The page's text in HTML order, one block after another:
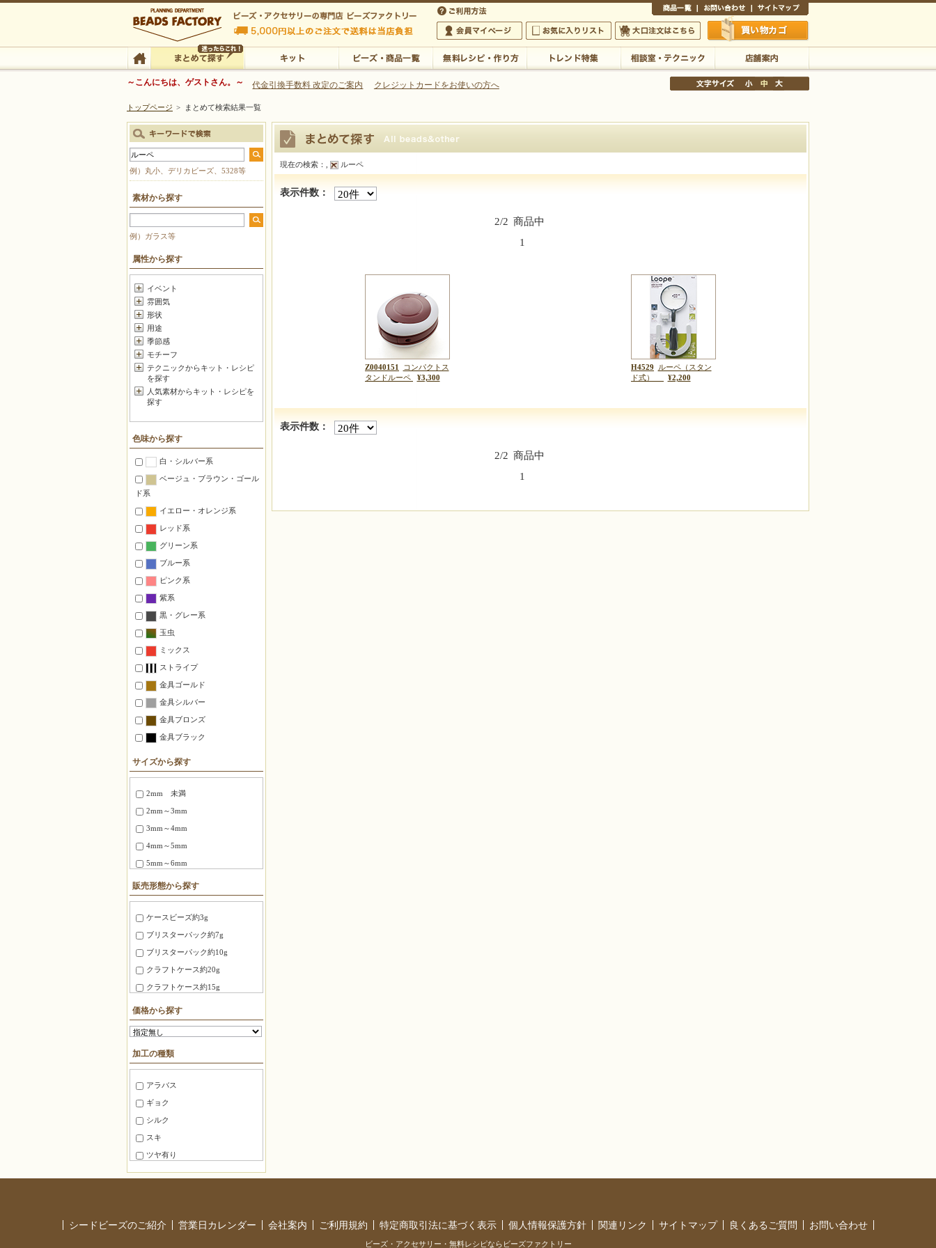
ビーズファクトリー ビーズ・パーツ・金具など・アクセサリーの専門店
ビーズ・アクセサリーの専門店 ビーズファクトリー 5,000円以上のご注文で送料は当店が負担いたします
ビーズ・アクセサリーの専門店 ビーズファクトリー 5,000円以上のご注文で送料は当店が負担いたします
会員マイページ
お気に入りリスト 大口注文はこちら 買い物かご
TOP まとめて探す キット
～こんにちは、ゲストさん。～ 代金引換手数料 改定のご案内 クレジットカードをお使いの方へ
トップページ > まとめて検索結果一覧
まとめて探す
現在の検索： ルーペ
表示件数：
2/2 商品中
1
Z0040151
コンパクトス
タンドルーペ
¥3,300
H4529
ルーペ（スタン
ド式）
¥2,200
表示件数：
2/2 商品中
1
例）丸小、デリカビーズ、5328等
素材から探す
例）ガラス等
属性から探す
イベント
雰囲気
形状
用途
季節感
モチーフ
テクニックからキット・レシピ
を探す
人気素材からキット・レシピを
探す
色味から探す
白・シルバー系
ベージュ・ブラウン・ゴール
ド系
イエロー・オレンジ系
レッド系
グリーン系
ブルー系
ピンク系
紫系
黒・グレー系
玉虫
ミックス
ストライプ
金具ゴールド
金具シルバー
金具ブロンズ
金具ブラック
サイズから探す
2mm 未満
2mm～3mm
3mm～4mm
4mm～5mm
5mm～6mm
6～8mm
1.5X3mm ～ 1.8X6mm
2.0X6 mm ～ 2.5X12mm
2.7X12mm ～ 3.4X20mm
3X3X3mm
4X4X4mm
3.0X20mm ～ 4.0X10mm
10mm～15mm
15mm～20mm
20mm～30mm
30mm～40mm
40mm～50mm
50mm～60mm
60mm～80mm
80mm 以上
販売形態から探す
ケースビーズ約3g
ブリスターパック約7g
ブリスターパック約10g
クラフトケース約20g
クラフトケース約15g
徳用パック約100g
ＢＦパック約7g
糸通しビーズ約75cm
糸通しビーズ約1m
糸通しビーズ約5m
糸通しビーズ約10m
マルケース約3g
角ケース約20g
徳用パック100
バラ
価格から探す
加工の種類
アラバス
ギョク
シルク
スキ
ツヤ有り
ツヤ消し
レインボー
シードビーズのご紹介 営業日カレンダー 会社案内 ご利用規約 特定商取引法に基づく表示 個人情報保護方針 関連リンク サイトマップ 良くあるご質問 お問い合わせ
ビーズ・アクセサリー・無料レシピならビーズファクトリー